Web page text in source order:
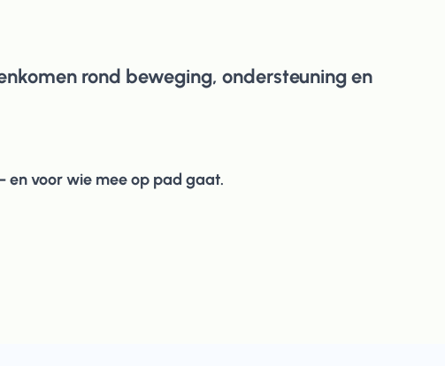
rond beweging, ondersteuning en
en voor wie mee op pad gaat.